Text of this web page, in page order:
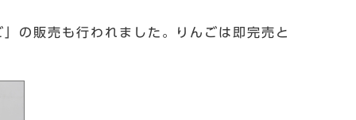
の販売も行われました。りんごは即完売と